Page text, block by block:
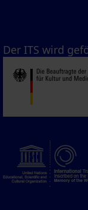
Der ITS wird